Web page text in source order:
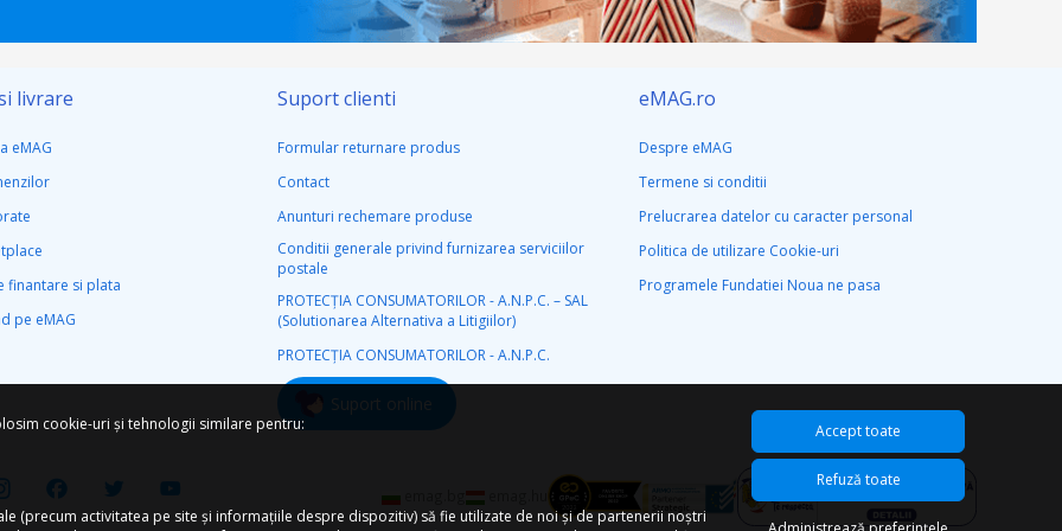
livrare
eMAG
finantare si plata
pe eMAG
Suport clienti
Formular returnare produs
Contact
Anunturi rechemare produse
Conditii generale privind furnizarea serviciilor
postale
PROTECŢIA CONSUMATORILOR - A.N.P.C. – SAL
(Solutionarea Alternativa a Litigiilor)
PROTECŢIA CONSUMATORILOR - A.N.P.C.
Suport online
eMAG.ro
Despre eMAG
Termene si conditii
Prelucrarea datelor cu caracter personal
Politica de utilizare Cookie-uri
Programele Fundatiei Noua ne pasa
emag.bg
cookie-uri și tehnologii similare pentru:
(precum activitatea pe site și informațiile despre dispozitiv) să fie utilizate de noi și de partenerii noștri
Accept toate
Refuză toate